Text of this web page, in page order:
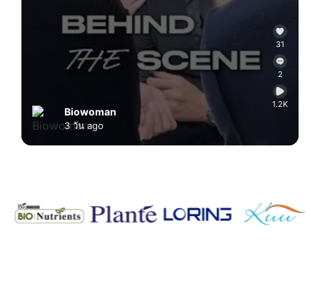
31
2
1.2K
Biowoman
3 วัน ago